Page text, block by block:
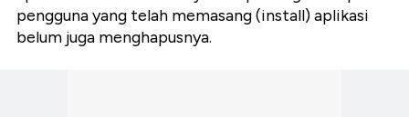
pengguna yang telah memasang (install) aplikasi
belum juga menghapusnya.